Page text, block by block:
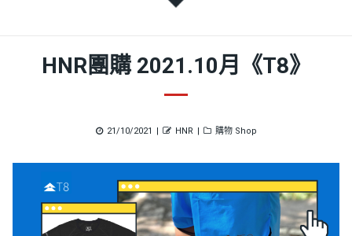
HNR團購 2021.10月《T8》
Posted
21/10/2021 Author
HNR Categories
購物 Shop